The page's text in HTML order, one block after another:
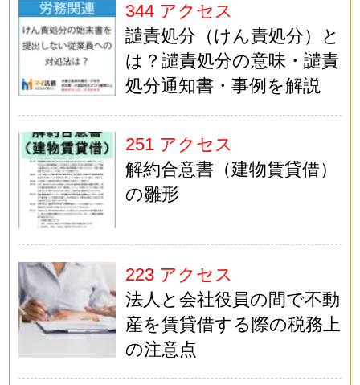
344 アクセス
譴責処分（けん責処分）と
は？譴責処分の意味・譴責
処分通知書・事例を解説
251 アクセス
解約合意書（建物賃貸借）
の雛形
223 アクセス
法人と会社役員の間で不動
産を賃貸借する際の税務上
の注意点